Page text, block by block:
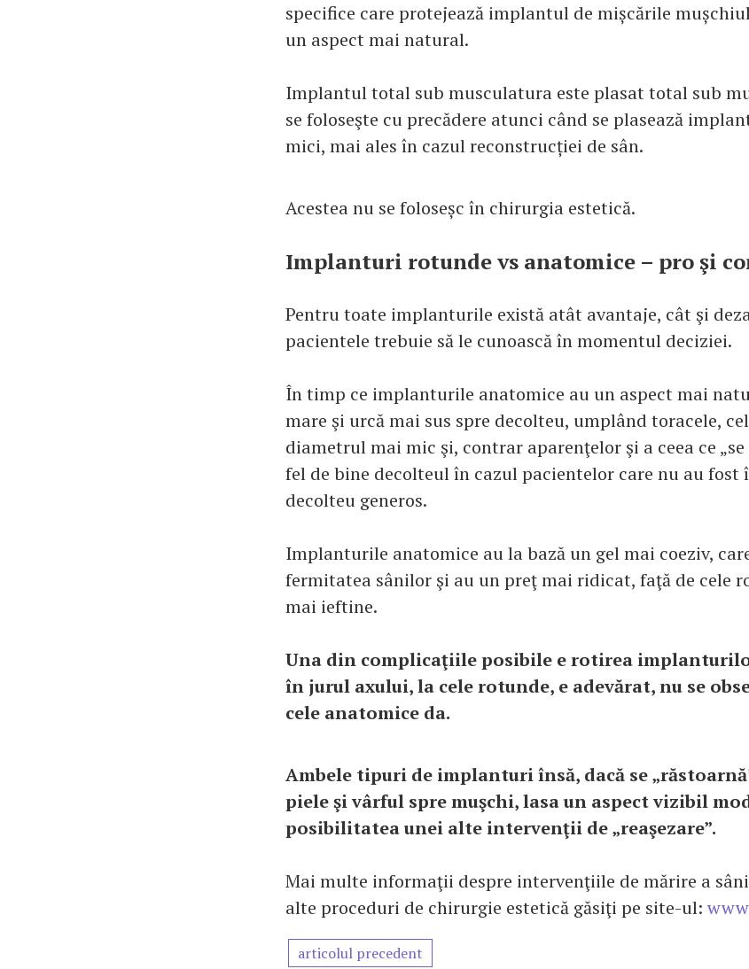
specifice care protejează implantul de mișcările
un aspect mai natural.
Implantul total sub musculatura este plasat total sub
se foloseşte cu precădere atunci când se plasează
mici, mai ales în cazul reconstrucției de sân.
Acestea nu se foloseșc în chirurgia estetică.
Implanturi rotunde vs anatomice – pro şi
Pentru toate implanturile există atât avantaje, cât şi
pacientele trebuie să le cunoască în momentul deciziei.
În timp ce implanturile anatomice au un aspect mai
mare şi urcă mai sus spre decolteu, umplând toracele,
diametrul mai mic şi, contrar aparenţelor şi a ceea ce
fel de bine decolteul în cazul pacientelor care nu au fost
decolteu generos.
Implanturile anatomice au la bază un gel mai coeziv,
fermitatea sânilor şi au un preţ mai ridicat, faţă de cele
mai ieftine.
Una din complicaţiile posibile e rotirea
în jurul axului, la cele rotunde, e adevărat, nu se
cele anatomice da.
Ambele tipuri de implanturi însă, dacă se
piele şi vârful spre muşchi, lasa un aspect vizibil
posibilitatea unei alte intervenţii de „reaşezare”.
Mai multe informaţii despre intervenţiile de mărire a
alte proceduri de chirurgie estetică găsiţi pe site-ul:
articolul precedent